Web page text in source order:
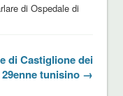
di Ospedale di
di Castiglione dei
tunisino →